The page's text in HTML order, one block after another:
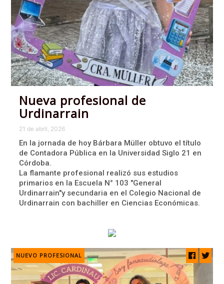
Nueva profesional de
Urdinarrain
21 de abril, 2026
En la jornada de hoy Bárbara Müller obtuvo el título
de Contadora Pública en la Universidad Siglo 21 en
Córdoba.
La flamante profesional realizó sus estudios
primarios en la Escuela N° 103 "General
Urdinarrain"y secundaria en el Colegio Nacional de
Urdinarrain con bachiller en Ciencias Económicas.
NUEVO PROFESIONAL